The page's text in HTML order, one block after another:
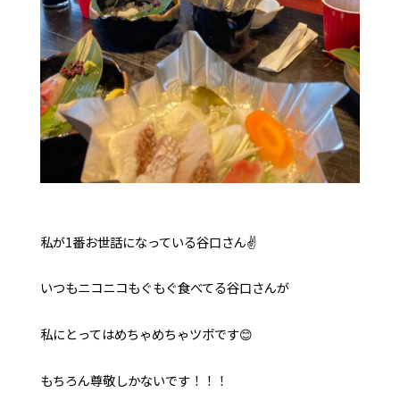
私が1番お世話になっている谷口さん✌️
いつもニコニコもぐもぐ食べてる谷口さんが
私にとってはめちゃめちゃツボです😊
もちろん尊敬しかないです！！！